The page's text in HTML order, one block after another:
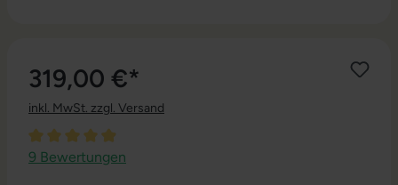
319,00 €*
inkl. MwSt. zzgl. Versand
Durchschnittliche Bewertung von 4.89 von 5 Sternen
9 Bewertungen